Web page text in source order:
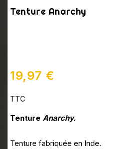
Tenture Anarchy
19,97 €
TTC
Tenture Anarchy.
Tenture fabriquée en Inde.